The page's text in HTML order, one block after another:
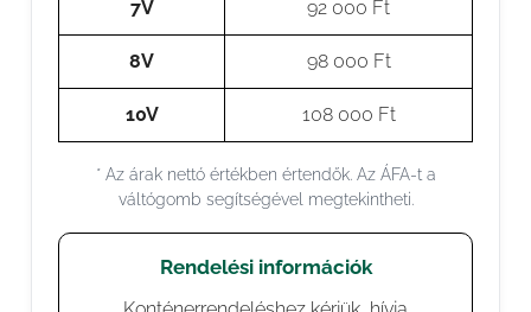
7V 92 000 Ft
8V 98 000 Ft
10V 108 000 Ft
* Az árak nettó értékben értendők. Az ÁFA-t a
váltógomb segítségével megtekintheti.
Rendelési információk